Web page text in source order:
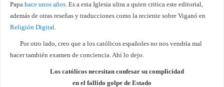
Papa hace unos años. Es a esta Iglesia ultra a quien critica este editorial,
además de otras reseñas y traducciones como la reciente sobre Viganó en
Religión Digital
Por otro lado, creo que a los católicos españoles no nos vendría mal
hacer también examen de conciencia. Ahí lo dejo.
Los católicos necesitan confesar su complicidad
en el fallido golpe de Estado